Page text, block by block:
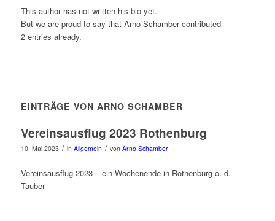
This author has not written his bio yet.
But we are proud to say that Arno Schambercontributed
2 entries already.
EINTRÄGE VON ARNO SCHAMBER
Vereinsausflug 2023 Rothenburg
10. Mai 2023 / in Allgemein / von Arno Schamber
Vereinsausflug 2023 – ein Wochenende in Rothenburg o. d.
Tauber